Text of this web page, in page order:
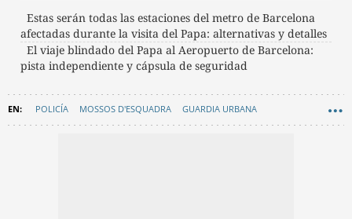
Estas serán todas las estaciones del metro de Barcelona
afectadas durante la visita del Papa: alternativas y detalles
El viaje blindado del Papa al Aeropuerto de Barcelona:
pista independiente y cápsula de seguridad
POLICÍA MOSSOS D'ESQUADRA GUARDIA URBANA